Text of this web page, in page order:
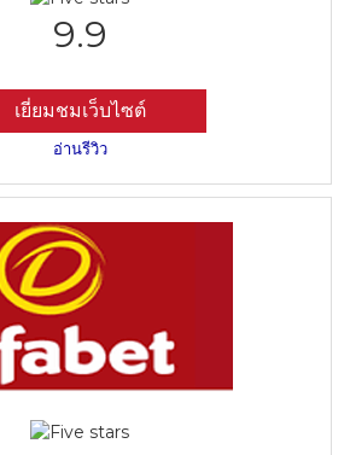
9.9
เยี่ยมชมเว็บไซต์
อ่านรีวิว